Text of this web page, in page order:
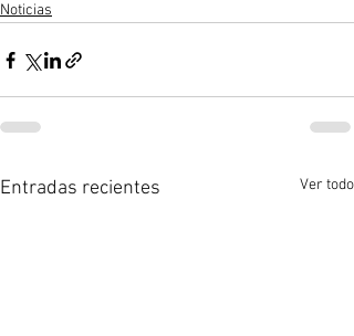
Noticias
Entradas recientes Ver todo